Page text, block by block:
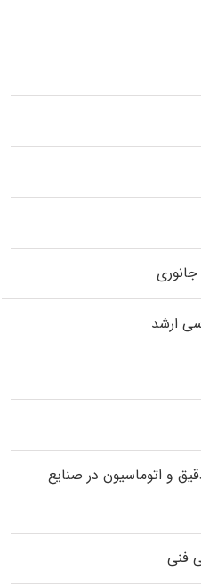
ارشد
و اتوماسیون در صنایع
فنی